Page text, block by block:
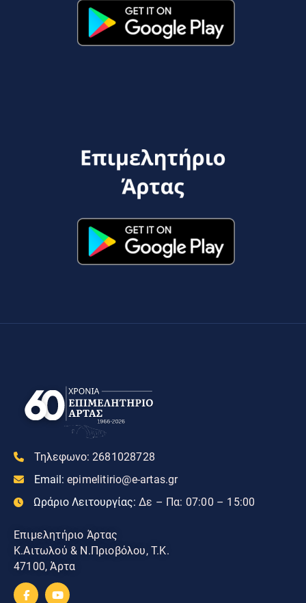
Τηλεφωνο: 2681028728
Email: epimelitirio@e-artas.gr
Ωράριο Λειτουργίας: Δε – Πα: 07:00 – 15:00
Επιμελητήριο Άρτας
Κ.Αιτωλού & Ν.Πριοβόλου, Τ.Κ.
47100, Άρτα